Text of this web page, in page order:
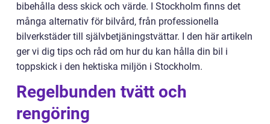
bibehålla dess skick och värde. I Stockholm finns det
många alternativ för bilvård, från professionella
bilverkstäder till självbetjäningstvättar. I den här artikeln
ger vi dig tips och råd om hur du kan hålla din bil i
toppskick i den hektiska miljön i Stockholm.
Regelbunden tvätt och
rengöring